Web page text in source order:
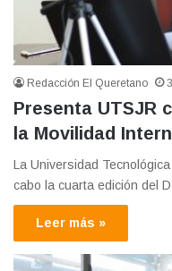
Redacción El Queretano
Presenta UTSJR
la Movilidad
La Universidad
cabo la cuarta edición del
Leer más »